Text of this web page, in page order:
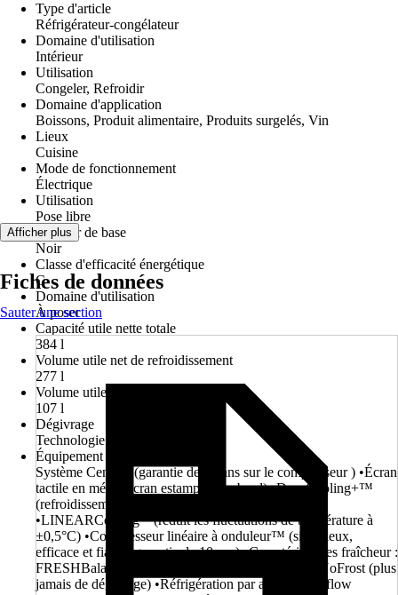
Type d'article
Réfrigérateur-congélateur
Domaine d'utilisation
Intérieur
Utilisation
Congeler, Refroidir
Domaine d'application
Boissons, Produit alimentaire, Produits surgelés, Vin
Lieux
Cuisine
Mode de fonctionnement
Électrique
Utilisation
Pose libre
Couleur de base
Noir
Classe d'efficacité énergétique
C
Domaine d'utilisation
À poser
Capacité utile nette totale
384 l
Volume utile net de refroidissement
277 l
Volume utile net congélation
107 l
Dégivrage
Technologie NoFrost
Équipement
Système Centum (garantie de 20 ans sur le compresseur ) •Écran
tactile en métal (écran estampé sans bord) •DoorCooling+™
(refroidissement beaucoup plus rapide et uniforme)
•LINEARCooling™(réduit les fluctuations de température à
±0,5°C) •Compresseur linéaire à onduleur™ (silencieux,
efficace et fiable, garantie de 10 ans) •Caractéristiques fraîcheur :
FRESHBalancer™ & FRESHConverter™ •Total NoFrost (plus
jamais de dégivrage) •Réfrigération par air multi Airflow
Afficher plus
Fiches de données
Sauter une section